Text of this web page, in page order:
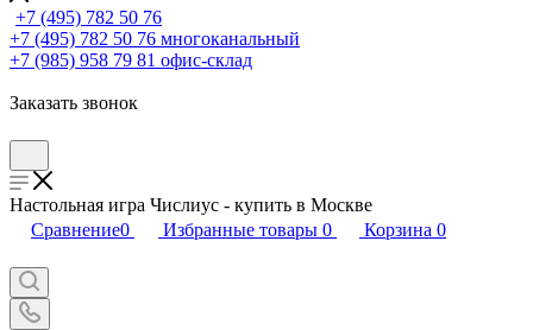
+7 (495) 782 50 76
+7 (495) 782 50 76 многоканальный
+7 (985) 958 79 81 офис-склад
Заказать звонок
Настольная игра Числиус - купить в Москве
Сравнение0 Избранные товары 0 Корзина 0